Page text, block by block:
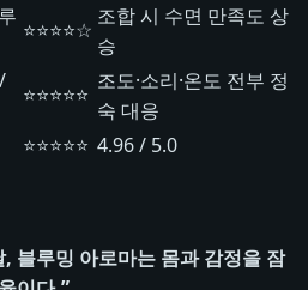
⭐⭐⭐⭐☆
조합 시 수면 만족도 상
승
⭐⭐⭐⭐⭐
조도·소리·온도 전부 정
숙 대응
⭐⭐⭐⭐⭐ 4.96 / 5.0
블루밍 아로마는 몸과 감정을 잠